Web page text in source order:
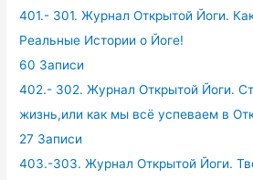
401.- 301. Журнал Открытой Йоги.
Реальные Истории о Йоге!
60 Записи
402.- 302. Журнал Открытой Йоги.
жизнь,или как мы всё успеваем в
27 Записи
403.-303. Журнал Открытой Йоги.